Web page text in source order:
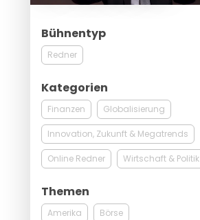
Bühnentyp
Redner
Kategorien
Finanzen Globalisierung
Innovation, Zukunft & Megatrends
Online Redner Wirtschaft & Politik
Themen
Amerika Börse